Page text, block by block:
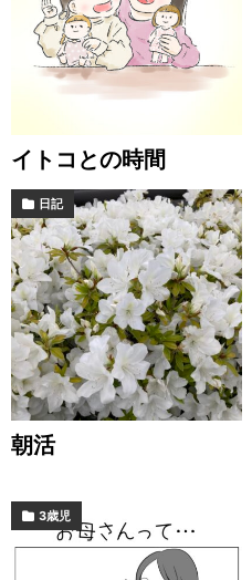
イトコとの時間
日記
朝活
3歳児